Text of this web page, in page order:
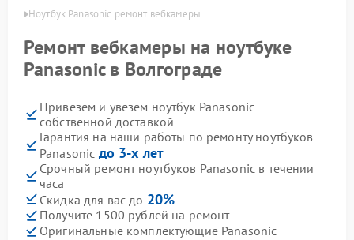
Ноутбук Panasonic ремонт вебкамеры
Ремонт вебкамеры на ноутбуке
Panasonic в Волгограде
Привезем и увезем ноутбук Panasonic
собственной доставкой
Гарантия на наши работы по ремонту ноутбуков
Panasonic до 3-х лет
Срочный ремонт ноутбуков Panasonic в течении
часа
Скидка для вас до 20%
Получите 1500 рублей на ремонт
Оригинальные комплектующие Panasonic